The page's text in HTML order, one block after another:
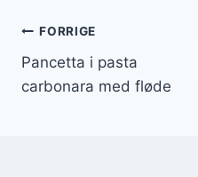
FORRIGE
Pancetta i pasta
carbonara med fløde